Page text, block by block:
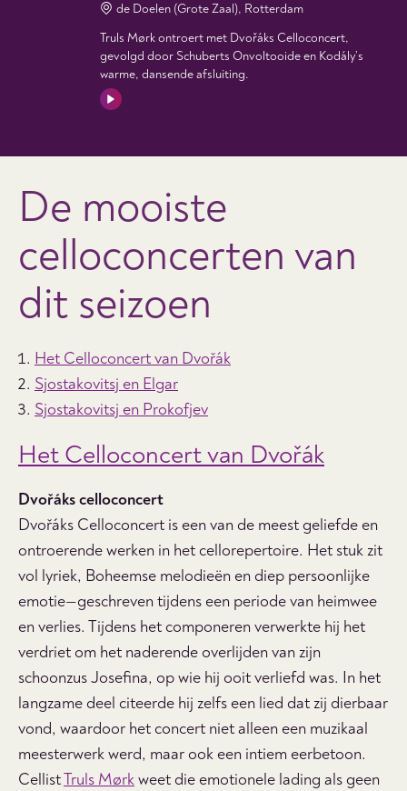
de Doelen (Grote Zaal), Rotterdam
Truls Mørk ontroert met Dvořáks Celloconcert,
gevolgd door Schuberts Onvoltooide en Kodály’s
warme, dansende afsluiting.
De mooiste
celloconcerten van
dit seizoen
Het Celloconcert van Dvořák
Sjostakovitsj en Elgar
Sjostakovitsj en Prokofjev
Het Celloconcert van Dvořák
Dvořáks celloconcert
Dvořáks Celloconcert is een van de meest geliefde en
ontroerende werken in het cellorepertoire. Het stuk zit
vol lyriek, Boheemse melodieën en diep persoonlijke
emotie—geschreven tijdens een periode van heimwee
en verlies. Tijdens het componeren verwerkte hij het
verdriet om het naderende overlijden van zijn
schoonzus Josefina, op wie hij ooit verliefd was. In het
langzame deel citeerde hij zelfs een lied dat zij dierbaar
vond, waardoor het concert niet alleen een muzikaal
meesterwerk werd, maar ook een intiem eerbetoon.
CellistTruls Mørkweet die emotionele lading als geen